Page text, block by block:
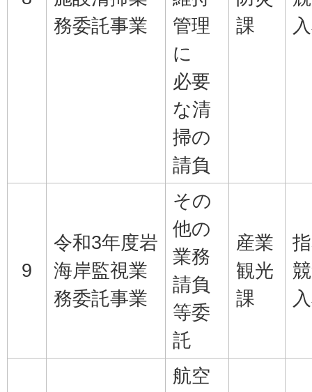
務委託事業
管理
に
必要
な清
掃の
請負
課
9
令和3年度岩
海岸監視業
務委託事業
その
他の
業務
請負
等委
託
産業
観光
課
航空